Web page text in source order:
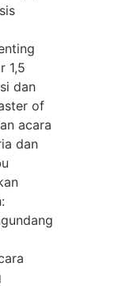
1,5
dan
of
acara
dan